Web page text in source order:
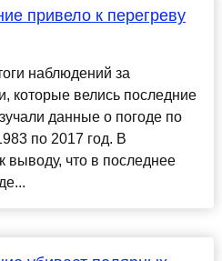
привело к перегреву
наблюдений за
которые велись последние
данные о погоде по
по 2017 год. В
выводу, что в последнее